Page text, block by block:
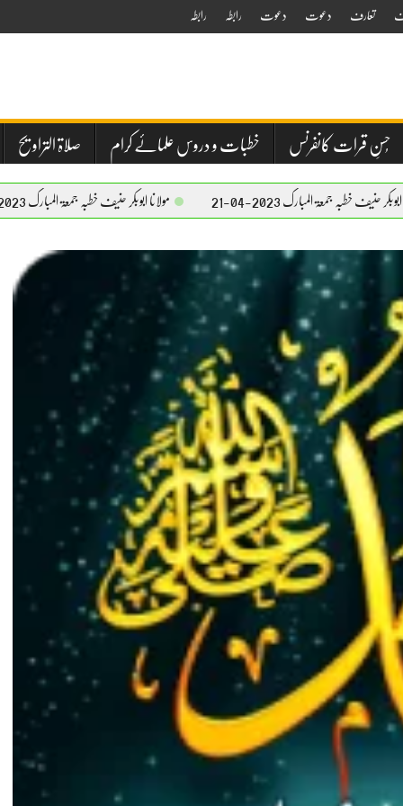
تعارف دعوت دعوت رابطہ رابطہ
حُسنِ قرات کانفرنس خطبات و دروس علمائے کرام صلاۃ التراویح
2023-04-21 مولانا ابوبکر حنیف خطبہ جمعۃ المبارک 2023-04-21